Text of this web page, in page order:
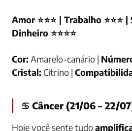
Amor ⭐⭐⭐ | Trabalho ⭐⭐⭐ |
Dinheiro ⭐⭐⭐⭐
Cor:Amarelo-canário |
Cristal: Citrino |
♋ Câncer (21/06 – 22/
Hoje você sente tudo